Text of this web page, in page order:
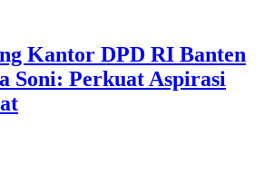
Kantor DPD RI Banten
Soni: Perkuat Aspirasi